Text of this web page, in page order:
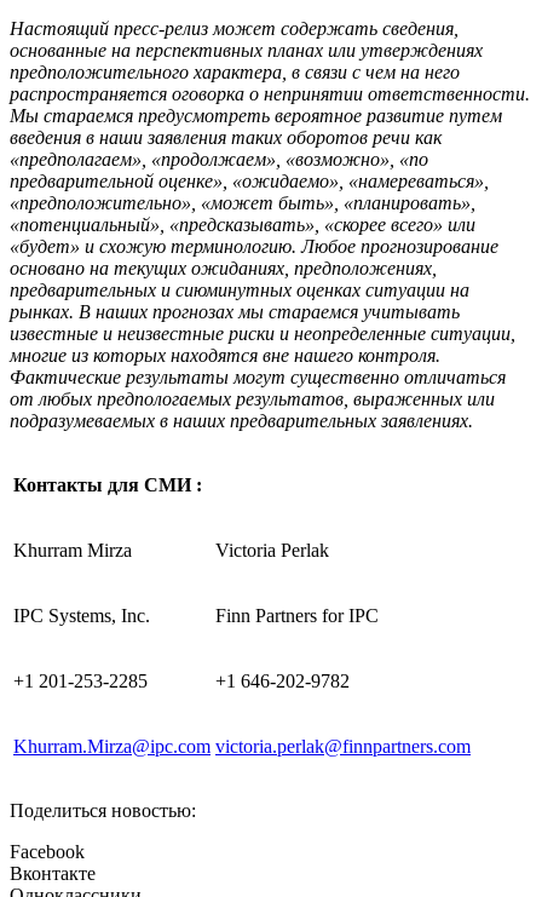
Настоящий пресс-релиз может содержать сведения,
основанные на перспективных планах или утверждениях
предположительного характера, в связи с чем на него
распространяется оговорка о непринятии ответственности.
Мы стараемся предусмотреть вероятное развитие путем
введения в наши заявления таких оборотов речи как
«предполагаем», «продолжаем», «возможно», «по
предварительной оценке», «ожидаемо», «намереваться»,
«предположительно», «может быть», «планировать»,
«потенциальный», «предсказывать», «скорее всего» или
«будет» и схожую терминологию. Любое прогнозирование
основано на текущих ожиданиях, предположениях,
предварительных и сиюминутных оценках ситуации на
рынках. В наших прогнозах мы стараемся учитывать
известные и неизвестные риски и неопределенные ситуации,
многие из которых находятся вне нашего контроля.
Фактические результаты могут существенно отличаться
от любых предпологаемых результатов, выраженных или
подразумеваемых в наших предварительных заявлениях.
Контакты для СМИ :
Khurram Mirza Victoria Perlak
IPC Systems, Inc. Finn Partners for IPC
+1 201-253-2285 +1 646-202-9782
Khurram.Mirza@ipc.com victoria.perlak@finnpartners.com
Поделиться новостью:
Facebook
Вконтакте